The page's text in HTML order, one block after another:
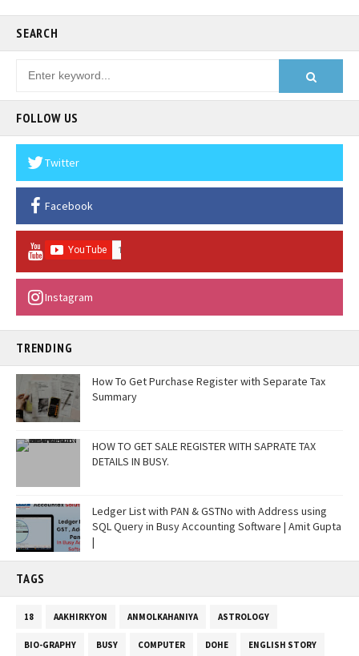
SEARCH
FOLLOW US
Twitter
Facebook
Instagram
TRENDING
How To Get Purchase Register with Separate Tax
Summary
HOW TO GET SALE REGISTER WITH SAPRATE TAX
DETAILS IN BUSY.
Ledger List with PAN & GSTNo with Address using
SQL Query in Busy Accounting Software | Amit Gupta
|
TAGS
18 AAKHIRKYON ANMOLKAHANIYA ASTROLOGY
BIO-GRAPHY BUSY COMPUTER DOHE ENGLISH STORY